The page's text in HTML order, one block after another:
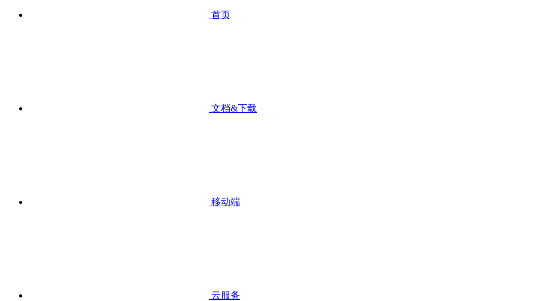
首页
文档&下载
移动端
云服务